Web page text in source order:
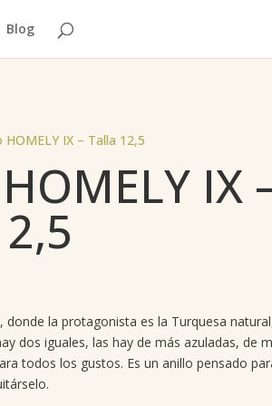
Blog
IX – Talla 12,5
IX
donde la protagonista es la Turquesa
dos iguales, las hay de más azuladas, de
todos los gustos. Es un anillo pensado